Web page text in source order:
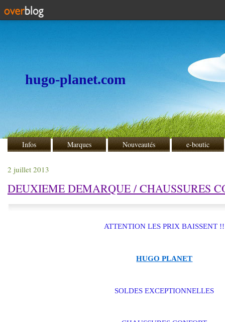
hugo-planet.com
Infos Marques Nouveautés e-boutic
2 juillet 2013
DEUXIEME DEMARQUE / CHAUSSURES
ATTENTION LES PRIX BAISSENT
HUGO PLANET
SOLDES EXCEPTIONNELLES